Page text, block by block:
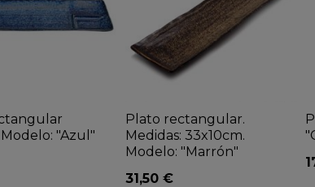
"Azul"
Plato rectangular.
Medidas: 33x10cm.
Modelo: "Marrón"
31,50 €